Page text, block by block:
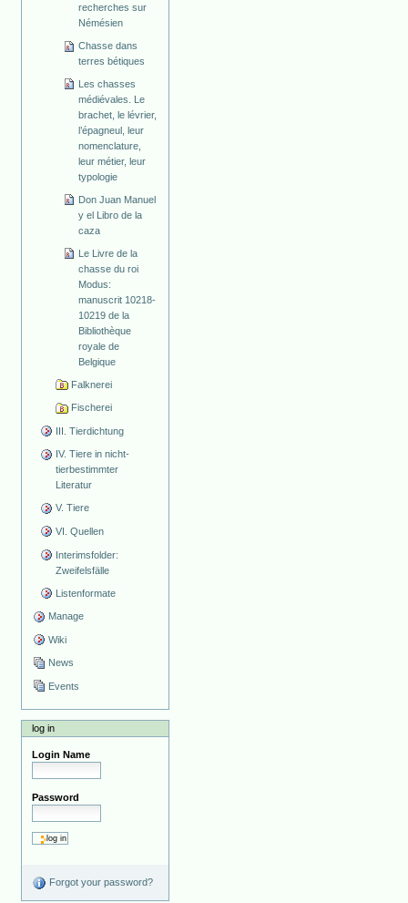
recherches sur
Némésien
Chasse dans
terres bétiques
Les chasses
médiévales. Le
brachet, le lévrier,
l’épagneul, leur
nomenclature,
leur métier, leur
typologie
Don Juan Manuel
y el Libro de la
caza
Le Livre de la
chasse du roi
Modus:
manuscrit 10218-
10219 de la
Bibliothèque
royale de
Belgique
Falknerei
Fischerei
III. Tierdichtung
IV. Tiere in nicht-
tierbestimmter
Literatur
V. Tiere
VI. Quellen
Interimsfolder:
Zweifelsfälle
Listenformate
Manage
Wiki
News
Events
log in
Login Name
Password
Forgot your password?